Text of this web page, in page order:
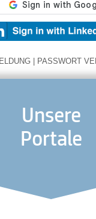
| PASSWORT
Unsere
Portale